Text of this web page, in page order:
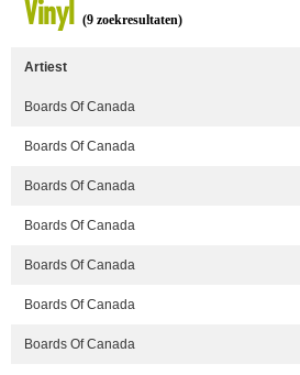
Vinyl (9 zoekresultaten)
Artiest
Boards Of Canada
Boards Of Canada
Boards Of Canada
Boards Of Canada
Boards Of Canada
Boards Of Canada
Boards Of Canada